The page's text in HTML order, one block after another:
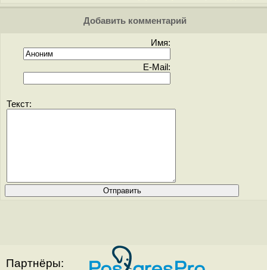
Добавить комментарий
Имя:
E-Mail:
Текст:
Партнёры: